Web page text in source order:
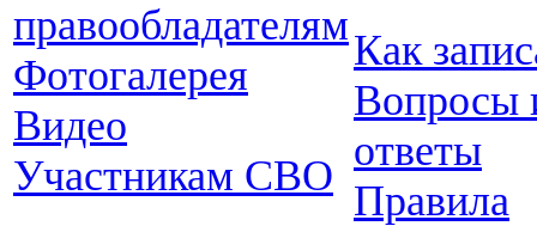
правообладателям
Фотогалерея
Видео
Участникам СВО
Как
Вопросы
ответы
Правила